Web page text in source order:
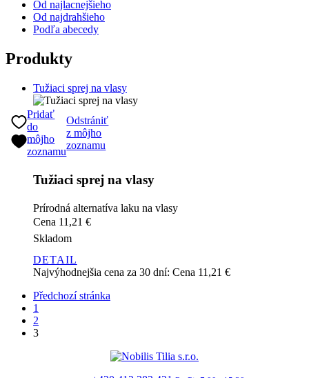
Tužiaci sprej na vlasy
Pridať
môjho
z môjho
zoznamu
Tužiaci sprej na vlasy
Prírodná alternatíva laku na vlasy
Skladom
Cena 11,21 €
DETAIL
Předchozí stránka
1
2
3
+420 412 383 421